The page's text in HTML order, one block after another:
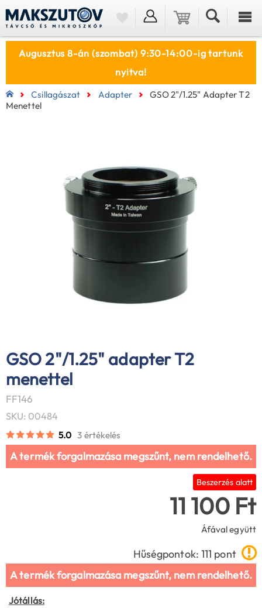
Augusztus 8-án (szombat) 9:30-14:00-ig tartunk
nyitva!
Csillagászat Adapter
GSO 2"/1.25" Adapter T2
Menettel
GSO 2"/1.25" adapter T2
menettel
FF146
SKU: 00484
5.0 3 értékelés
A termék forgalmazása megszűnt, nem rendelhető.
Beszerzés alatt
11 100 Ft
Áfával együtt
Hűségpontok: 111 pont
A termék forgalmazása megszűnt, nem rendelhető.
Jótállás: